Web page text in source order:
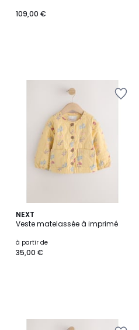
109,00 €
NEXT
Veste matelassée à imprimé
à partir de
35,00 €